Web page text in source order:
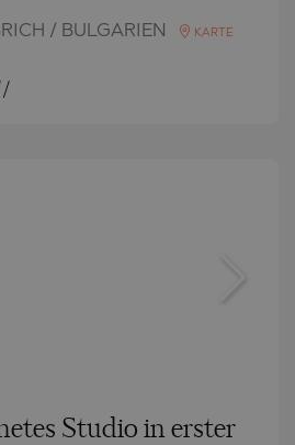
/ BULGARIEN KARTE
Studio in erster